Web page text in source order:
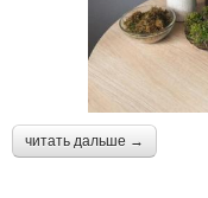
читать дальше →